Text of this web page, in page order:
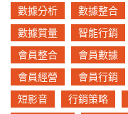
數據分析
數據整合
數據質量
智能行銷
會員整合
會員數據
會員經營
會員行銷
短影音
行銷策略